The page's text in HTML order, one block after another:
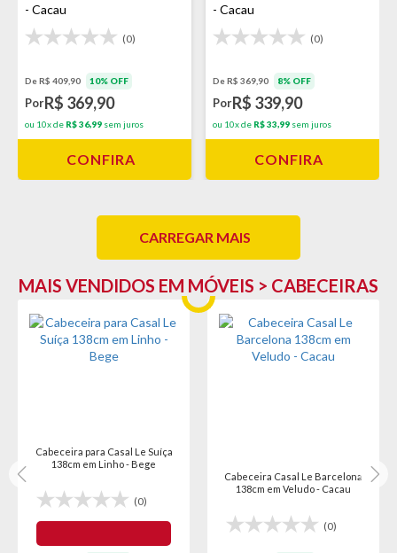
- Cacau
(0)
De R$ 409,90 10% OFF
PorR$ 369,90
ou 10x de R$ 36,99 sem juros
CONFIRA
- Cacau
(0)
De R$ 369,90 8% OFF
PorR$ 339,90
ou 10x de R$ 33,99 sem juros
CONFIRA
CARREGAR MAIS
MAIS VENDIDOS EM MÓVEIS > CABECEIRAS
Cabeceira para Casal Le Suíça
138cm em Linho - Bege
(0)
Cabeceira Casal Le Barcelona
138cm em Veludo - Cacau
(0)